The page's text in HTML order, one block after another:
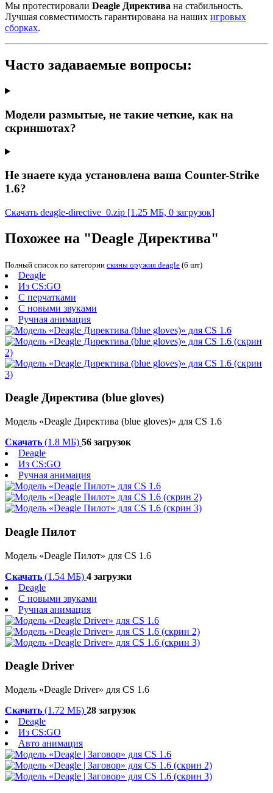
Мы протестировали Deagle Директива на стабильность.
Лучшая совместимость гарантирована на наших игровых
сборках.
Часто задаваемые вопросы:
Модели размытые, не такие четкие, как на
скриншотах?
Не знаете куда установлена ваша Counter-Strike
1.6?
Скачать deagle-directive_0.zip [1.25 МБ, 0 загрузок]
Похожее на "Deagle Директива"
Полный список по категории скины оружия deagle (6 шт)
Deagle
Из CS:GO
С перчатками
С новыми звуками
Ручная анимация
Deagle Директива (blue gloves)
Модель «Deagle Директива (blue gloves)» для CS 1.6
Скачать (1.8 МБ) 56 загрузок
Deagle
Из CS:GO
Ручная анимация
Deagle Пилот
Модель «Deagle Пилот» для CS 1.6
Скачать (1.54 МБ) 4 загрузки
Deagle
С новыми звуками
Ручная анимация
Deagle Driver
Модель «Deagle Driver» для CS 1.6
Скачать (1.72 МБ) 28 загрузок
Deagle
Из CS:GO
Авто анимация